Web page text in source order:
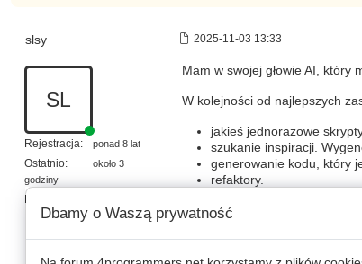
slsy 2025-11-03 13:33
SL
Rejestracja: ponad 8 lat
Ostatnio:
około 3
godziny
Mam w swojej głowie AI, który
W kolejności od najlepszych
jakieś jednorazowe
szukanie inspiracji.
generowanie kodu, który
refaktory.
cała reszta
Generalnie im więcej czasu
ekspertyzy. Jak cały kod
Dbamy o Waszą prywatność